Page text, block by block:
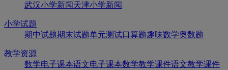
武汉小学新闻 天津小学新闻
小学试题
期中试题期末试题单元测试口算题趣味数学奥数题
教学资源
数学电子课本语文电子课本数学教学课件语文教学课件